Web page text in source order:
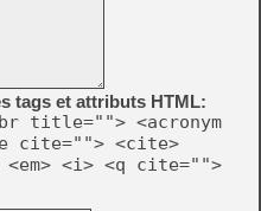
tags et attributs HTML:
title=""> <acronym
cite=""> <cite>
<em> <i> <q cite="">